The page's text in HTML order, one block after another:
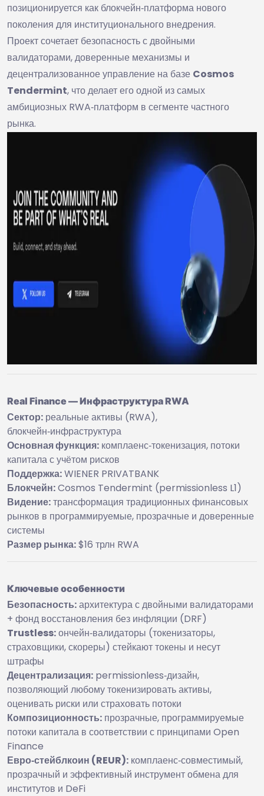
позиционируется как блокчейн‑платформа нового
поколения для институционального внедрения.
Проект сочетает безопасность с двойными
валидаторами, доверенные механизмы и
децентрализованное управление на базе Cosmos
Tendermint, что делает его одной из самых
амбициозных RWA‑платформ в сегменте частного
рынка.
Real Finance — Инфраструктура RWA
Сектор: реальные активы (RWA),
блокчейн‑инфраструктура
Основная функция: комплаенс‑токенизация, потоки
капитала с учётом рисков
Поддержка:WIENER PRIVATBANK
Блокчейн:Cosmos Tendermint (permissionless L1)
Видение:трансформация традиционных финансовых
рынков в программируемые, прозрачные и доверенные
системы
Размер рынка:$16 трлн RWA
Ключевые особенности
Безопасность:архитектура с двойными валидаторами
+ фонд восстановления без инфляции (DRF)
Trustless:ончейн‑валидаторы (токенизаторы,
страховщики, скореры) стейкают токены и несут
штрафы
Децентрализация: permissionless‑дизайн,
позволяющий любому токенизировать активы,
оценивать риски или страховать потоки
Композиционность: прозрачные, программируемые
потоки капитала в соответствии с принципами Open
Finance
Евро‑стейблкоин (REUR): комплаенс‑совместимый,
прозрачный и эффективный инструмент обмена для
институтов и DeFi